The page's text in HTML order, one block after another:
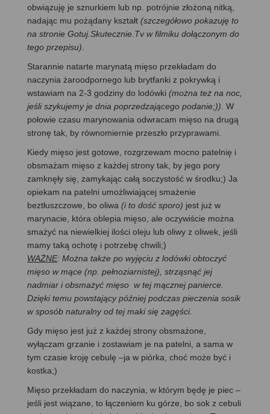
obwiązuję je sznurkiem lub np. potrójnie złożoną nitką,
nadając mu pożądany kształt (szczegółowo pokazuję to
na stronie Gotuj.Skutecznie.Tv w filmiku dołączonym do
tego przepisu).
Starannie natarte marynatą mięso przekładam do
naczynia żaroodpornego lub brytfanki z pokrywką i
wstawiam na 2-3 godziny do lodówki (można też na noc,
jeśli szykujemy je dnia poprzedzającego podanie;)). W
połowie czasu marynowania odwracam mięso na drugą
stronę tak, by równomiernie przeszło przyprawami.
Kiedy mięso jest gotowe, rozgrzewam mocno patelnię i
obsmażam mięso z każdej strony tak, by jego pory
zamknęły się, zamykając całą soczystość w środku;) Ja
opiekam na patelni umożliwiającej smażenie
beztłuszczowe, bo oliwa (i to dość sporo) jest już w
marynacie, która oblepia mięso, ale oczywiście można
smażyć na niewielkiej ilości oleju lub oliwy z oliwek, jeśli
mamy taką ochotę i potrzebę chwili;)
WAŻNE: Można także po wyjęciu z lodówki obtoczyć
mięso w mące (np. pełnoziarnistej), strząsnąć jej
nadmiar i obsmażyć mięso w tej mącznej panierce.
Dzięki temu powstający później podczas pieczenia sosik
w sposób naturalny od tej maki się zagęści.
Gdy mięso jest już z każdej strony obsmażone,
wyłączam grzanie i zostawiam je na patelni, a sama w
tym czasie kroję cebulę –ja w piórka, choć może być i
kostka;)
Mięso przekładam do naczynia, w którym będę je piec –
jeśli jest wiązane, to łączeniem ku górze, bo sok z cebuli